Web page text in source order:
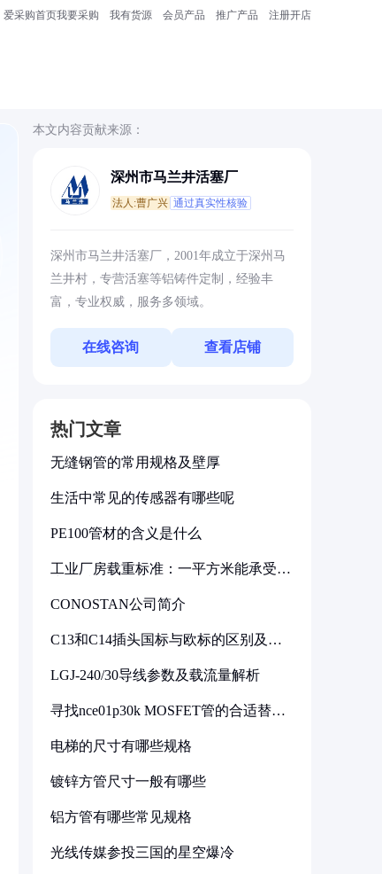
爱采购首页我要采购 我有货源 会员产品 推广产品 注册开店
本文内容贡献来源：
深州市马兰井活塞厂
法人:曹广兴 通过真实性核验
深州市马兰井活塞厂，2001年成立于深州马
兰井村，专营活塞等铝铸件定制，经验丰
富，专业权威，服务多领域。
在线咨询 查看店铺
热门文章
无缝钢管的常用规格及壁厚
生活中常见的传感器有哪些呢
PE100管材的含义是什么
工业厂房载重标准：一平方米能承受多
CONOSTAN公司简介
C13和C14插头国标与欧标的区别及其
LGJ-240/30导线参数及载流量解析
寻找nce01p30k MOSFET管的合适替代
电梯的尺寸有哪些规格
镀锌方管尺寸一般有哪些
铝方管有哪些常见规格
光线传媒参投三国的星空爆冷